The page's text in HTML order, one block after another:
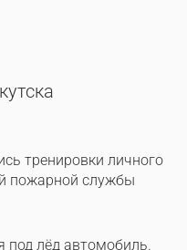
тренировки личного
пожарной службы
под лёд автомобиль.